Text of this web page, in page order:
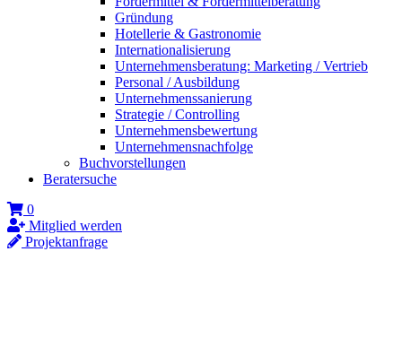
Gründung
Hotellerie & Gastronomie
Internationalisierung
Unternehmensberatung: Marketing / Vertrieb
Personal / Ausbildung
Unternehmenssanierung
Strategie / Controlling
Unternehmensbewertung
Unternehmensnachfolge
Buchvorstellungen
Beratersuche
0
Mitglied werden
Projektanfrage